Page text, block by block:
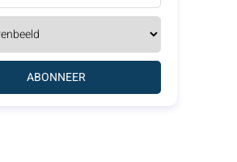
ABONNEER